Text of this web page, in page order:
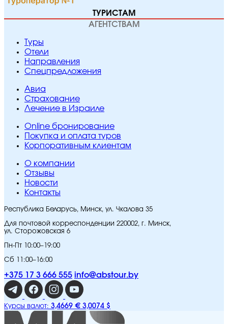
ТУРИСТАМ
АГЕНТСТВАМ
Туры
Отели
Направления
Спецпредложения
Авиа
Страхование
Лечение в Израиле
Online бронирование
Покупка и оплата туров
Корпоративным клиентам
O компании
Отзывы
Новости
Контакты
Республика Беларусь, Минск, ул. Чкалова 35
Для почтовой корреспонденции 220002, г. Минск,
ул. Сторожовская 6
Пн-Пт 10:00–19:00
Сб 11:00–16:00
+375 17 3 666 555 info@abstour.by
Курсы валют: 3,4669 € 3,0074 $